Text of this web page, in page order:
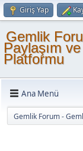
Giriş Yap
Gemlik
Paylaşım
Platformu
Ana Menü
Gemlik Forum -